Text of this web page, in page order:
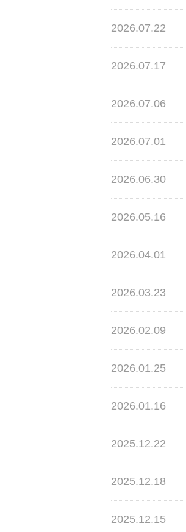
2026.07.22
2026.07.17
2026.07.06
2026.07.01
2026.06.30
2026.05.16
2026.04.01
2026.03.23
2026.02.09
2026.01.25
2026.01.16
2025.12.22
2025.12.18
2025.12.15